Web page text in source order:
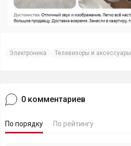
Электроника Телевизоры и аксессуары
0 комментариев
По порядку По рейтингу